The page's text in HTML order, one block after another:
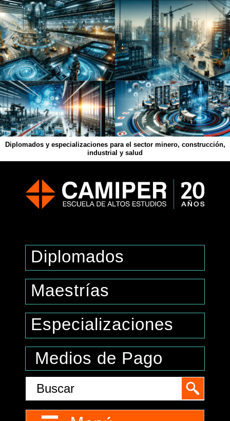
Diplomados y especializaciones para el sector minero, construcción,
industrial y salud
Diplomados
Maestrías
Especializaciones
Medios de Pago